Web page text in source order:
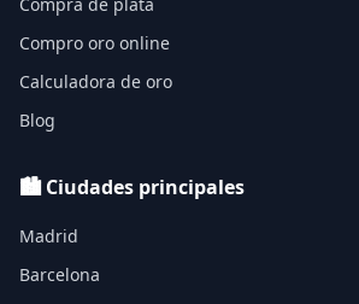
Compro oro online
Calculadora de oro
Blog
🏙️ Ciudades principales
Madrid
Barcelona